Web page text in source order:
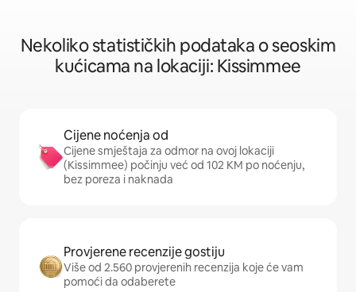
Nekoliko statističkih podataka o seoskim
kućicama na lokaciji: Kissimmee
Cijene noćenja od
Cijene smještaja za odmor na ovoj lokaciji
(Kissimmee) počinju već od 102 KM po noćenju,
bez poreza i naknada
Provjerene recenzije gostiju
Više od 2.560 provjerenih recenzija koje će vam
pomoći da odaberete